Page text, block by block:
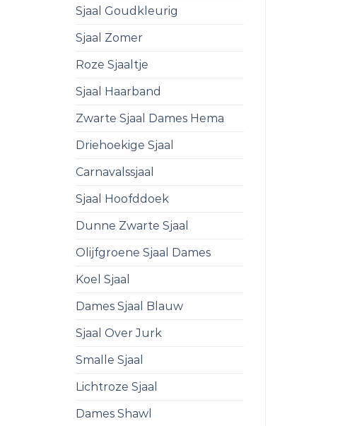
Sjaal Goudkleurig
Sjaal Zomer
Roze Sjaaltje
Sjaal Haarband
Zwarte Sjaal Dames Hema
Driehoekige Sjaal
Carnavalssjaal
Sjaal Hoofddoek
Dunne Zwarte Sjaal
Olijfgroene Sjaal Dames
Koel Sjaal
Dames Sjaal Blauw
Sjaal Over Jurk
Smalle Sjaal
Lichtroze Sjaal
Dames Shawl